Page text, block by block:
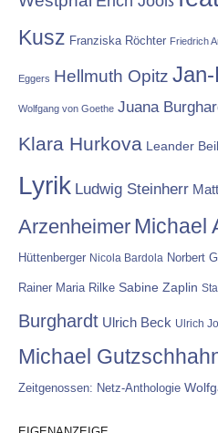
Kusz Franziska Röchter Friedrich
Eggers Hellmuth Opitz
Wolfgang von Goethe Juana
Klara Hurkova Leander Beil
Lyrik Ludwig Steinherr
Arzenheimer Michael
Hüttenberger Nicola Bardola Norbert
Rainer Maria Rilke Sabine Zaplin
Burghardt Ulrich Beck Ulrich
Michael
Zeitgenossen: Netz-Anthologie